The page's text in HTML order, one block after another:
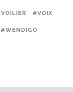
#VOIX
#WENDIGO